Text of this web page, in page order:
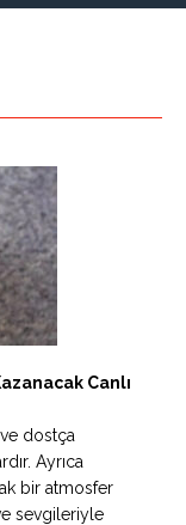
Canlı
dostça
Ayrıca
bir atmosfer
sevgileriyle